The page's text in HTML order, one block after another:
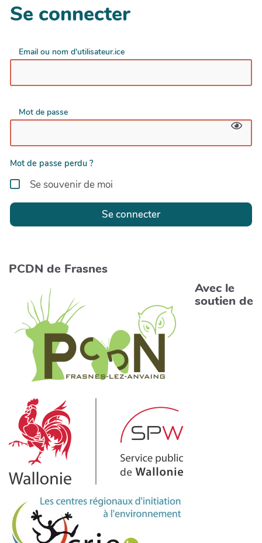
Se connecter
Email ou nom d'utilisateur.ice
Mot de passe
Mot de passe perdu ?
Se souvenir de moi
Se connecter
PCDN de Frasnes
Avec le
soutien de